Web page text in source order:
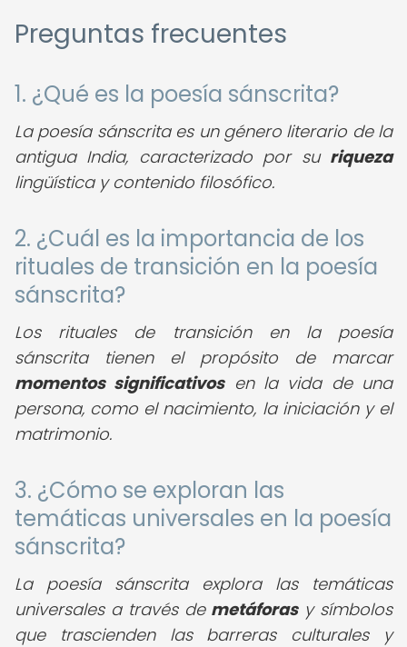
Preguntas frecuentes
1. ¿Qué es la poesía sánscrita?
La poesía sánscrita es un género literario de la
antigua India, caracterizado por su riqueza
lingüística y contenido filosófico.
2. ¿Cuál es la importancia de los
rituales de transición en la poesía
sánscrita?
Los rituales de transición en la poesía
sánscrita tienen el propósito de marcar
momentos significativosen la vida de una
persona, como el nacimiento, la iniciación y el
matrimonio.
3. ¿Cómo se exploran las
temáticas universales en la poesía
sánscrita?
La poesía sánscrita explora las temáticas
universales a través de metáforasy símbolos
que trascienden las barreras culturales y